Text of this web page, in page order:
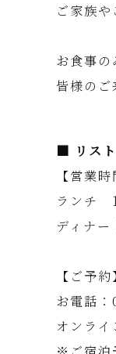
ご家族や
お食事の
皆様のご
■ リス
【営業時
ランチ
ディナ
【ご予約
お電話
オンライ